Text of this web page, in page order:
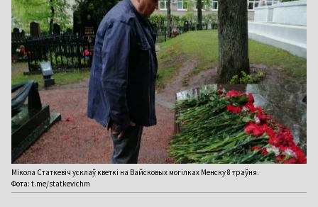
Мікола Статкевіч усклаў кветкі на Вайсковых могілках Менску 8 траўня.
Фота: t.me/statkevichm